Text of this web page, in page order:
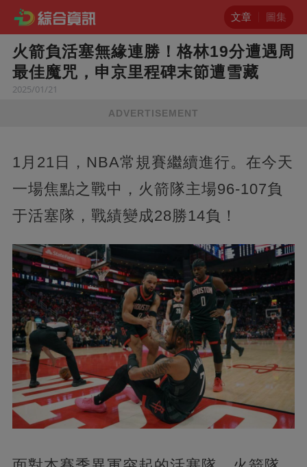
文章 圖集
火箭負活塞無緣連勝！格林19分遭遇周
最佳魔咒，申京里程碑末節遭雪藏
2025/01/21
ADVERTISEMENT
1月21日，NBA常規賽繼續進行。在今天
一場焦點之戰中，火箭隊主場96-107負
于活塞隊，戰績變成28勝14負！